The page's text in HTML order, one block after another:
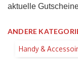
aktuelle
ANDERE
Handy &